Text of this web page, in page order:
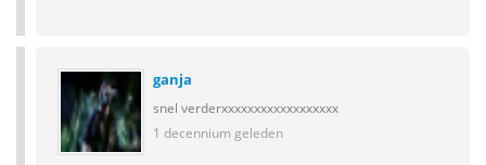
ganja
snel verderxxxxxxxxxxxxxxxxxx
1 decennium geleden